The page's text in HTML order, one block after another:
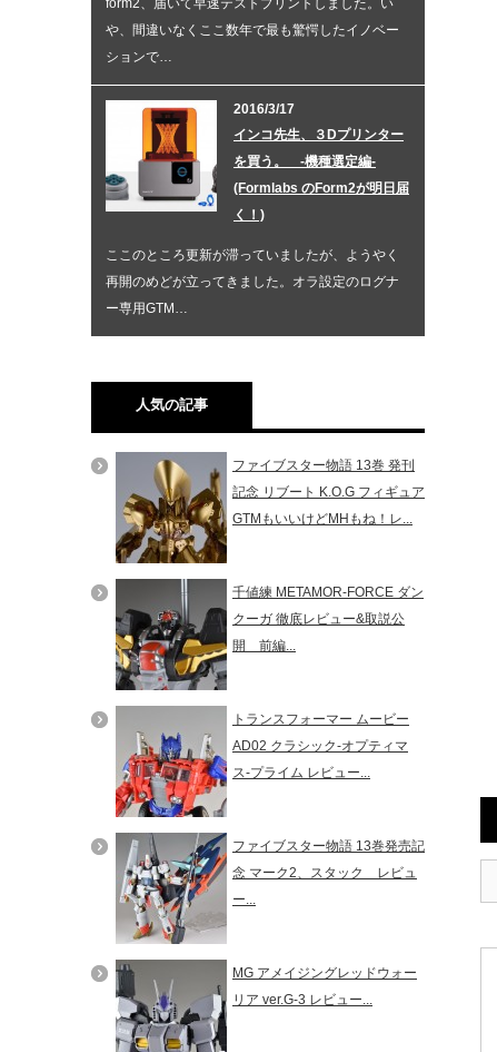
form2、届いて早速テストプリントしました。い
や、間違いなくここ数年で最も驚愕したイノベー
ションで…
2016/3/17
インコ先生、３Dプリンター
を買う。 -機種選定編-
(Formlabs のForm2が明日届
く！)
ここのところ更新が滞っていましたが、ようやく
再開のめどが立ってきました。オラ設定のログナ
ー専用GTM…
人気の記事
ファイブスター物語 13巻 発刊
記念 リブート K.O.G フィギュア
GTMもいいけどMHもね！レ...
千値練 METAMOR-FORCE ダン
クーガ 徹底レビュー&取説公
開 前編...
トランスフォーマー ムービー
AD02 クラシック-オプティマ
ス-プライム レビュー...
ファイブスター物語 13巻発売記
念 マーク2、スタック レビュ
ー...
MG アメイジングレッドウォー
リア ver.G-3 レビュー...